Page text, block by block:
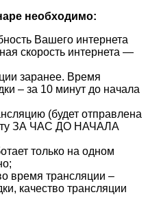
необходимо:
Вашего интернета
скорость интернета —
заранее. Время
– за 10 минут до начала
(будет отправлена
ЗА ЧАС ДО НАЧАЛА
только на одном
время трансляции –
качество трансляции